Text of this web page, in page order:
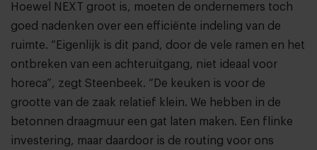
Hoewel NEXT groot is, moeten de ondernemers toch
goed nadenken over een efficiënte indeling van de
ruimte. “Eigenlijk is dit pand, door de vele ramen en het
ontbreken van een achteruitgang, niet ideaal voor
horeca”, zegt Steenbeek. “De keuken is voor de
grootte van de zaak relatief klein. We hebben in de
betonnen draagmuur een gat laten maken. Een flinke
investering, maar daardoor is de routing voor ons